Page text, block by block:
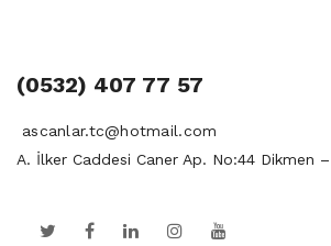
(0532) 407 77 57
ascanlar.tc@hotmail.com
A. İlker Caddesi Caner Ap. No:44 Dikmen